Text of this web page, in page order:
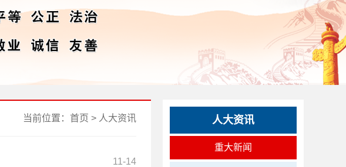
当前位置： 首页 > 人大资讯
11-14
人大资讯
重大新闻